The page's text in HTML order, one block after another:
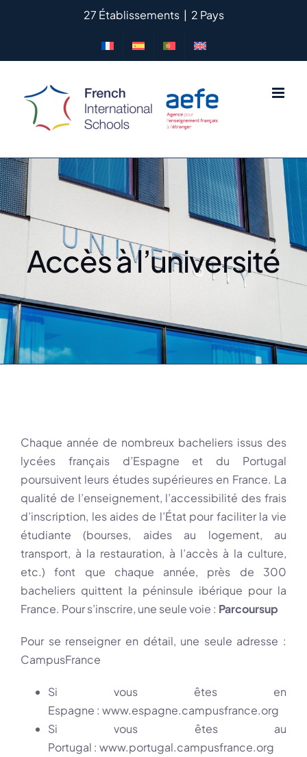
27 Établissements | 2 Pays
Accès à l’université
Chaque année de nombreux bacheliers issus des
lycées français d’Espagne et du Portugal
poursuivent leurs études supérieures en France. La
qualité de l’enseignement, l’accessibilité des frais
d’inscription, les aides de l’État pour faciliter la vie
étudiante (bourses, aides au logement, au
transport, à la restauration, à l’accès à la culture,
etc.) font que chaque année, près de 300
bacheliers quittent la péninsule ibérique pour la
France. Pour s’inscrire, une seule voie : Parcoursup
Pour se renseigner en détail, une seule adresse :
CampusFrance
Si vous êtes en
Espagne : www.espagne.campusfrance.org
Si vous êtes au
Portugal : www.portugal.campusfrance.org